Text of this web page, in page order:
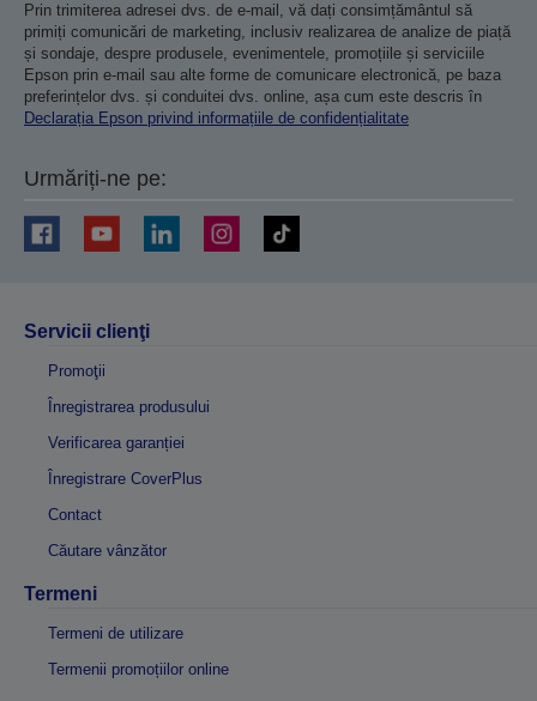
Prin trimiterea adresei dvs. de e-mail, vă dați consimțământul să
primiți comunicări de marketing, inclusiv realizarea de analize de piață
și sondaje, despre produsele, evenimentele, promoțiile și serviciile
Epson prin e-mail sau alte forme de comunicare electronică, pe baza
preferințelor dvs. și conduitei dvs. online, așa cum este descris în
Declarația Epson privind informațiile de confidențialitate
Urmăriți-ne pe:
Servicii clienţi
Promoţii
Înregistrarea produsului
Verificarea garanției
Înregistrare CoverPlus
Contact
Căutare vânzător
Termeni
Termeni de utilizare
Termenii promoțiilor online